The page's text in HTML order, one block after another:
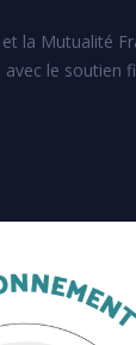
la Mutualité
avec le soutien